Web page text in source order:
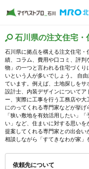
石川県の注文住宅・
石川県に拠点を構える注文住宅
績、コラム、費用や口コミ、評
物」の一つと言われる住宅づく
いという人が多いでしょう。 自
ています。例えば、土地探しを
設計士、内装デザインについてア
ー、実際に工事を行う工務店や
にのってくれる専門家などが挙げ
「狭い敷地を有効活用したい」
い」など、住まいに対する思い
提案してくれる専門家との出会い
相談しながら「すてきなわが家」
依頼先について